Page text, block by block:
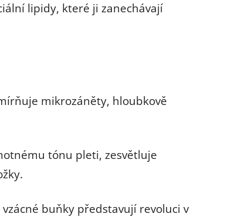
lipidy, které ji zanechávají
mikrozáněty, hloubkově
tónu pleti, zesvětluje
vzácné buňky představují revoluci v